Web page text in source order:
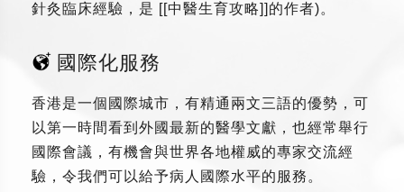
針灸臨床經驗，是 [[中醫生育攻略]]的作者)。
國際化服務
香港是一個國際城市，有精通兩文三語的優勢，可
以第一時間看到外國最新的醫學文獻，也經常舉行
國際會議，有機會與世界各地權威的專家交流經
驗，令我們可以給予病人國際水平的服務。